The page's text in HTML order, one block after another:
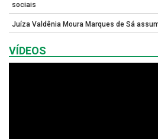
sociais
Juíza Valdênia Moura Marques de Sá
VÍDEOS